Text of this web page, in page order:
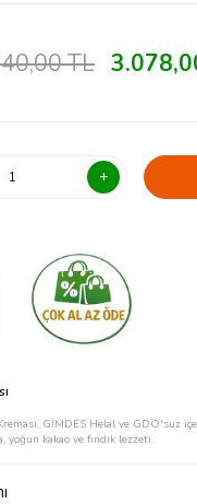
TL
GİMDES Helal ve GDO'suz
yoğun kakao ve fındık lezzeti.